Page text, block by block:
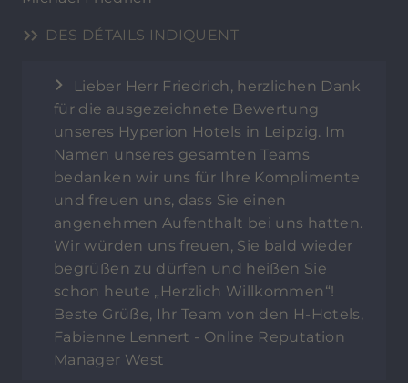
DES DÉTAILS INDIQUENT
Lieber Herr Friedrich, herzlichen Dank
für die ausgezeichnete Bewertung
unseres Hyperion Hotels in Leipzig. Im
Namen unseres gesamten Teams
bedanken wir uns für Ihre Komplimente
und freuen uns, dass Sie einen
angenehmen Aufenthalt bei uns hatten.
Wir würden uns freuen, Sie bald wieder
begrüßen zu dürfen und heißen Sie
schon heute „Herzlich Willkommen“!
Beste Grüße, Ihr Team von den H-Hotels,
Fabienne Lennert - Online Reputation
Manager West